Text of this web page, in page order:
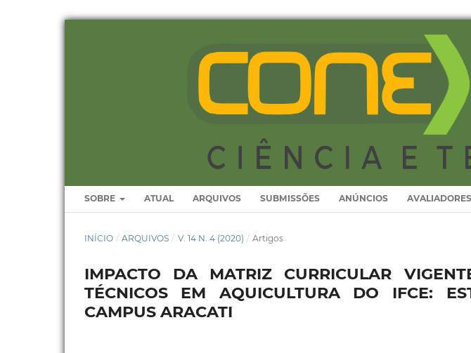
SOBRE ATUAL ARQUIVOS SUBMISSÕES ANÚNCIOS AVALIADORES
INÍCIO / ARQUIVOS / V. 14 N. 4 (2020) / Artigos
IMPACTO DA MATRIZ CURRICULAR
TÉCNICOS EM AQUICULTURA DO IFCE:
CAMPUS ARACATI